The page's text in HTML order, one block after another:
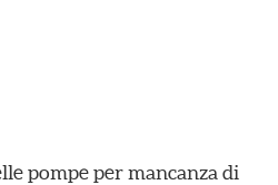
pompe per mancanza di